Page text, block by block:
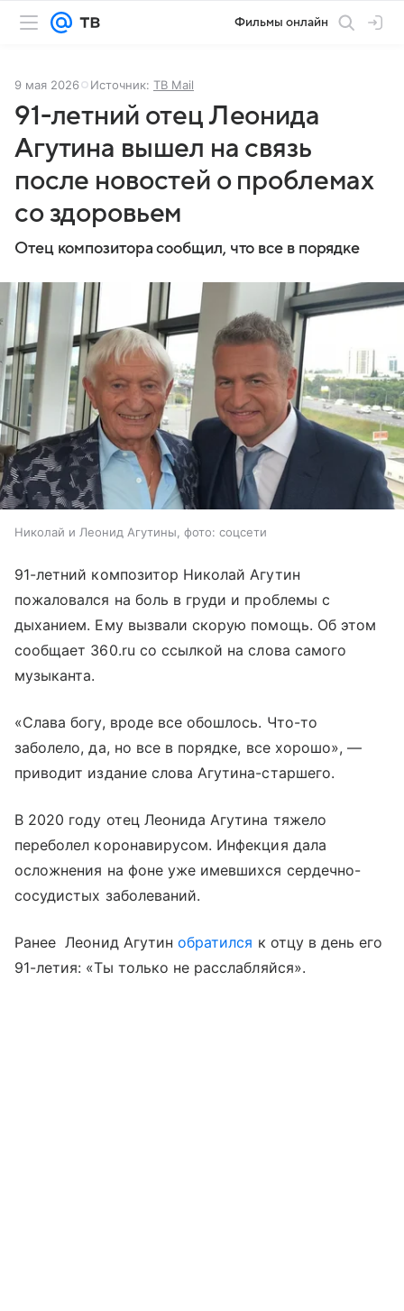
Фильмы онлайн
9 мая 2026 Источник: ТВ Mail
91-летний отец Леонида
Агутина вышел на связь
после новостей о проблемах
со здоровьем
Отец композитора сообщил, что все в порядке
Николай и Леонид Агутины, фото: соцсети
91-летний композитор Николай Агутин
пожаловался на боль в груди и проблемы с
дыханием. Ему вызвали скорую помощь. Об этом
сообщает 360.ru со ссылкой на слова самого
музыканта.
«Слава богу, вроде все обошлось. Что-то
заболело, да, но все в порядке, все хорошо», —
приводит издание слова Агутина-старшего.
В 2020 году отец Леонида Агутина тяжело
переболел коронавирусом. Инфекция дала
осложнения на фоне уже имевшихся сердечно-
сосудистых заболеваний.
Ранее Леонид Агутинобратился к отцу в день его
91-летия: «Ты только не расслабляйся».